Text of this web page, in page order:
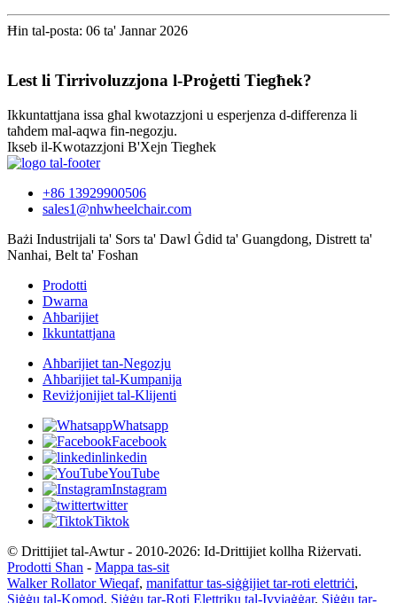
Ħin tal-posta: 06 ta' Jannar 2026
Lest li Tirrivoluzzjona l-Proġetti Tiegħek?
Ikkuntattjana issa għal kwotazzjoni u esperjenza d-differenza li
taħdem mal-aqwa fin-negozju.
Ikseb il-Kwotazzjoni B'Xejn Tiegħek
+86 13929900506
sales1@nhwheelchair.com
Bażi Industrijali ta' Sors ta' Dawl Ġdid ta' Guangdong, Distrett ta'
Nanhai, Belt ta' Foshan
Prodotti
Dwarna
Aħbarijiet
Ikkuntattjana
Aħbarijiet tan-Negozju
Aħbarijiet tal-Kumpanija
Reviżjonijiet tal-Klijenti
Whatsapp
Facebook
linkedin
YouTube
Instagram
twitter
Tiktok
© Drittijiet tal-Awtur - 2010-2026: Id-Drittijiet kollha Riżervati.
Prodotti Sħan - Mappa tas-sit
Walker Rollator Wieqaf, manifattur tas-siġġijiet tar-roti elettriċi,
Siġġu tal-Komod, Siġġu tar-Roti Elettriku tal-Ivvjaġġar, Siġġu tar-